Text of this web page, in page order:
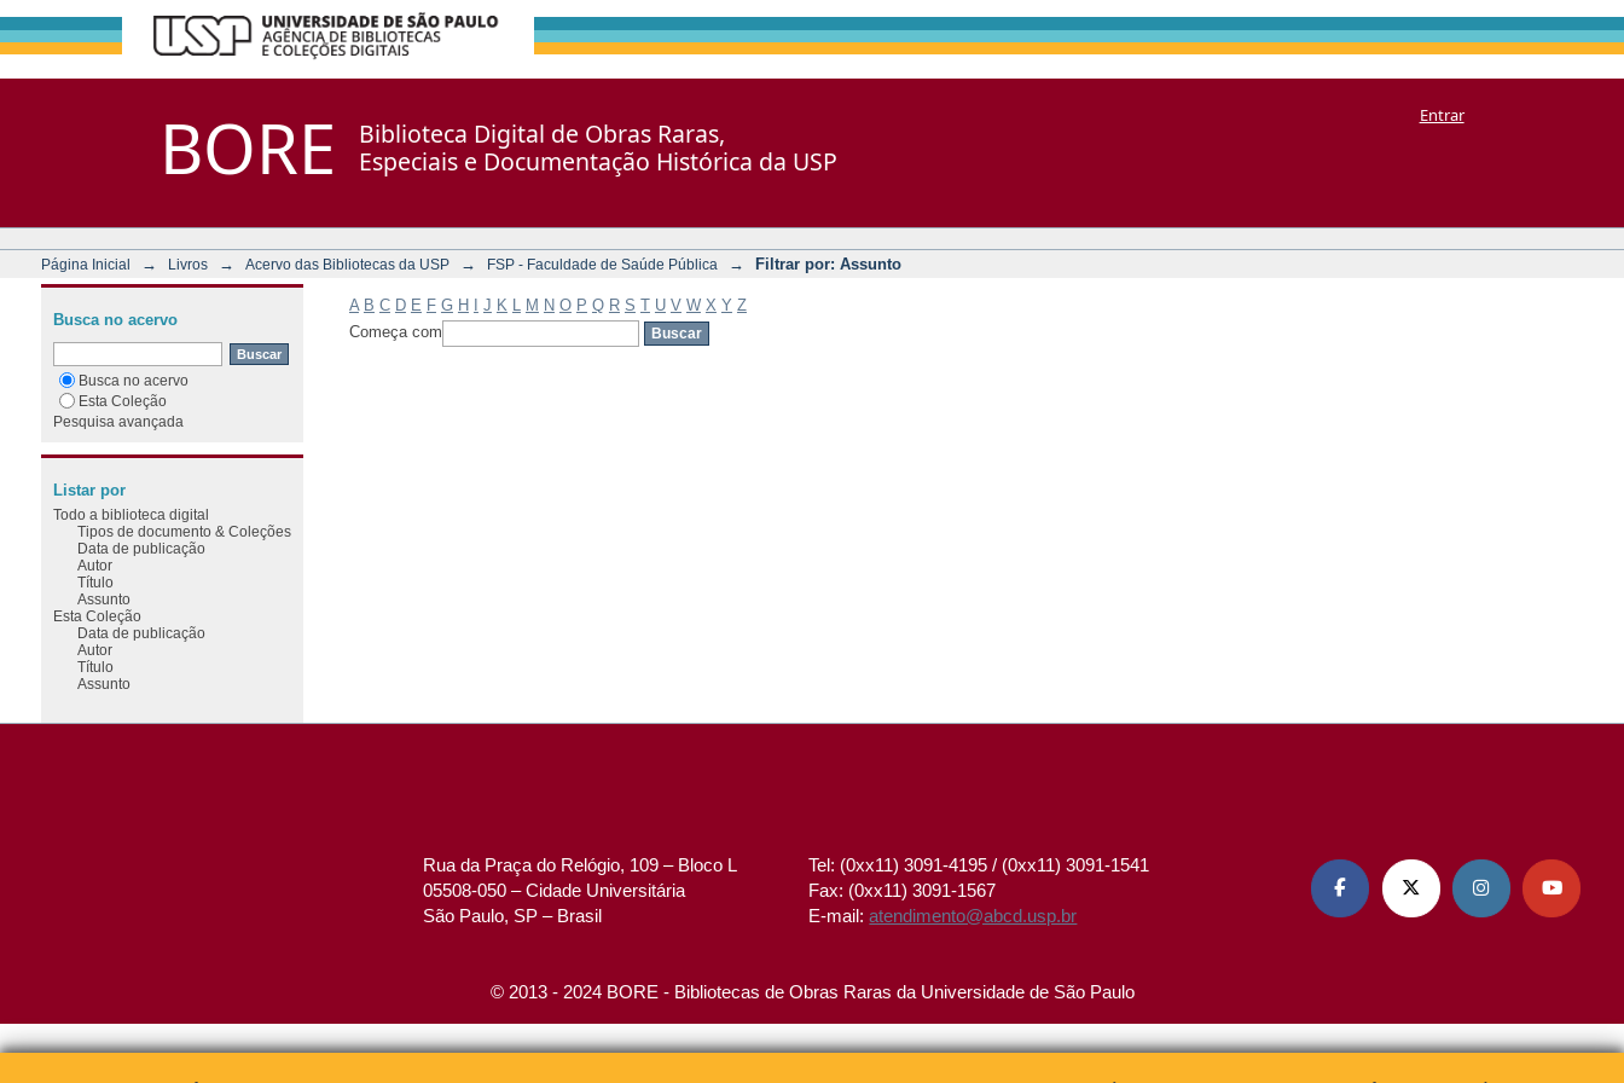
BORE
Biblioteca Digital de Obras Raras,
Especiais e Documentação Histórica da USP
Entrar
Página Inicial → Livros → Acervo das Bibliotecas da USP → FSP - Faculdade de Saúde Pública → Filtrar por: Assunto
A B C D E F G H J K M N O P Q R S T U V W X Y Z
Começa com
Busca no acervo
Busca no acervo
Esta Coleção
Pesquisa avançada
Listar por
Todo a biblioteca digital
Tipos de documento & Coleções
Data de publicação
Autor
Título
Assunto
Esta Coleção
Data de publicação
Autor
Título
Assunto
Rua da Praça do Relógio, 109 – Bloco L
05508-050 – Cidade Universitária
São Paulo, SP – Brasil
Tel: (0xx11) 3091-4195 / (0xx11) 3091-1541
Fax: (0xx11) 3091-1567
E-mail:atendimento@abcd.usp.br
   
© 2013 - 2024 BORE - Bibliotecas de Obras Raras da Universidade de São Paulo